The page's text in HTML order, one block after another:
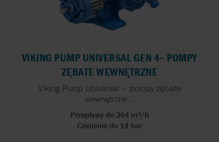
VIKING PUMP UNIVERSAL GEN 4– POMPY
ZĘBATE WEWNĘTRZNE
Viking Pump Universal – pompy zębate
wewnętrzne...
Przepływy do 364 m³/h
Ciśnienie do 14 bar